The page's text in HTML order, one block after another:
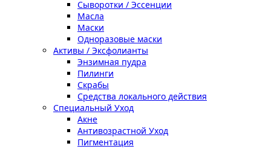
Сыворотки / Эссенции
Масла
Маски
Одноразовые маски
Активы / Эксфолианты
Энзимная пудра
Пилинги
Скрабы
Средства локального действия
Специальный Уход
Акне
Антивозрастной Уход
Пигментация